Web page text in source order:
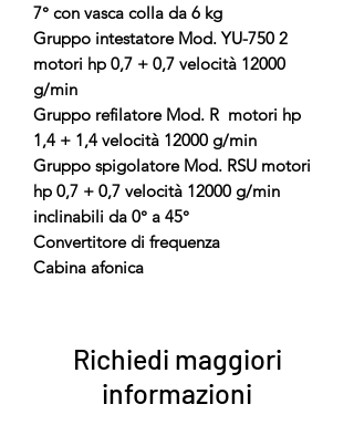
7° con vasca colla da 6 kg
Gruppo intestatore Mod. YU-750 2
motori hp 0,7 + 0,7 velocità 12000
g/min
Gruppo refilatore Mod. R motori hp
1,4 + 1,4 velocità 12000 g/min
Gruppo spigolatore Mod. RSU motori
hp 0,7 + 0,7 velocità 12000 g/min
inclinabili da 0° a 45°
Convertitore di frequenza
Cabina afonica
Richiedi maggiori
informazioni